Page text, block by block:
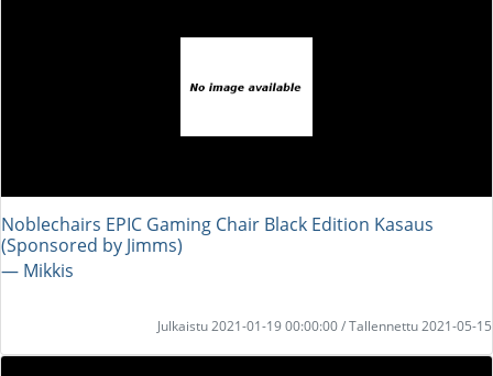
Noblechairs EPIC Gaming Chair Black Edition Kasaus
(Sponsored by Jimms)
― Mikkis
Julkaistu 2021-01-19 00:00:00 / Tallennettu 2021-05-15